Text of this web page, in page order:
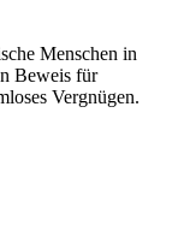
Menschen in
Beweis für
Vergnügen.